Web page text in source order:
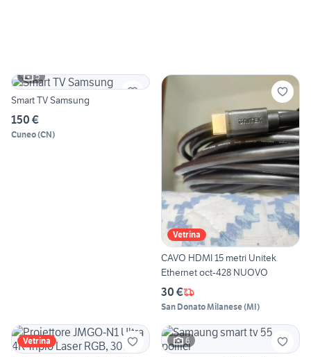
5
Smart TV Samsung
150 €
Cuneo(CN)
Vetrina
CAVO HDMI 15 metri Unitek
Ethernet oct-428 NUOVO
30 €
San Donato Milanese(MI)
Vetrina 6